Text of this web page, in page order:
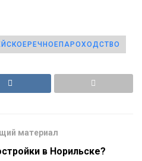
материал
в Норильске?